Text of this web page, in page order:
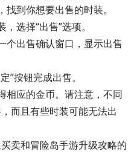
到你想要出售的时装。
选择“出售”选项。
个出售确认窗口，显示出售
”按钮完成出售。
相应的金币。请注意，不同
而且有些时装可能无法出
卖和冒险岛手游升级攻略的